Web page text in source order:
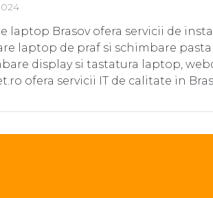
laptop Brasov ofera servicii de
laptop de praf si schimbare
display si tastatura laptop,
ofera servicii IT de calitate in